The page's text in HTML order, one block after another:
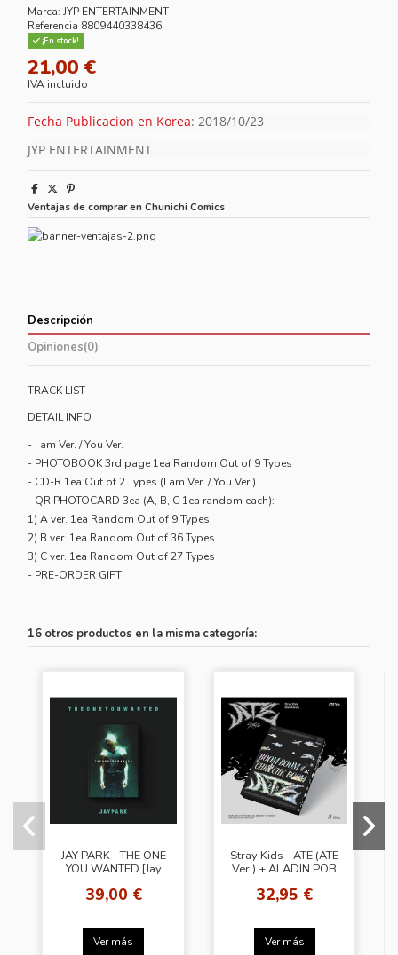
Marca: JYP ENTERTAINMENT
Referencia 8809440338436
¡En stock!
21,00 €
IVA incluido
Fecha Publicacion en Korea: 2018/10/23
JYP ENTERTAINMENT
Ventajas de comprar en Chunichi Comics
Descripción
Opiniones(0)
TRACK LIST
DETAIL INFO
- I am Ver. / You Ver.
- PHOTOBOOK 3rd page 1ea Random Out of 9 Types
- CD-R 1ea Out of 2 Types (I am Ver. / You Ver.)
- QR PHOTOCARD 3ea (A, B, C 1ea random each):
1) A ver. 1ea Random Out of 9 Types
2) B ver. 1ea Random Out of 36 Types
3) C ver. 1ea Random Out of 27 Types
- PRE-ORDER GIFT
16 otros productos en la misma categoría:
JAY PARK - THE ONE
YOU WANTED [Jay
39,00 €
Ver más
Stray Kids - ATE (ATE
Ver.) + ALADIN POB
32,95 €
Ver más